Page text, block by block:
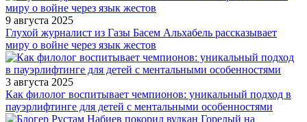
9 августа 2025
Глухой журналист из Газы Басем Альхабель рассказывает
миру о войне через язык жестов
3 августа 2025
Как филолог воспитывает чемпионов: уникальный подход в
пауэрлифтинге для детей с ментальными особенностями